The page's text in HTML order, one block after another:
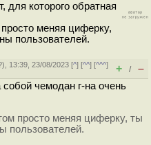
для которого обратная
меняя циферку,
пользователей.
), 13:39, 23/08/2023 [^] [^^] [^^^]
+ / –
чемодан г-на очень
просто меняя циферку, ты
пользователей.